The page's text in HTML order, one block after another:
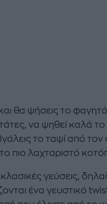
θα ψήσεις το
να ψηθεί καλά
το ταψί από τον
πιο λαχταριστό
γεύσεις,
ένα γευστικό